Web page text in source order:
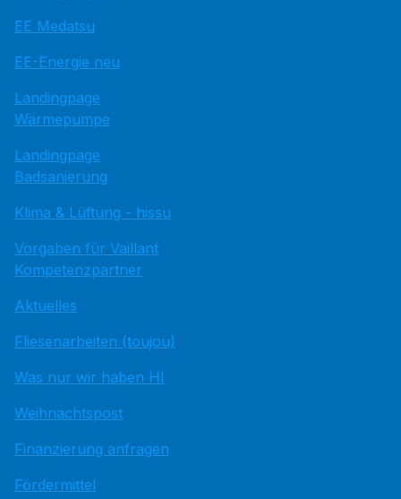
EE Medatsu
EE-Energie neu
Landingpage
Wärmepumpe
Landingpage
Badsanierung
Klima & Lüftung - hissu
Vorgaben für Vaillant
Kompetenzpartner
Aktuelles
Fliesenarbeiten (toujou)
Was nur wir haben HI
Weihnachtspost
Finanzierung anfragen
Fördermittel